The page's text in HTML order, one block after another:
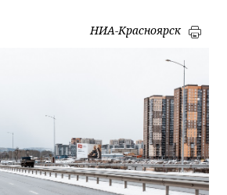
НИА-Красноярск